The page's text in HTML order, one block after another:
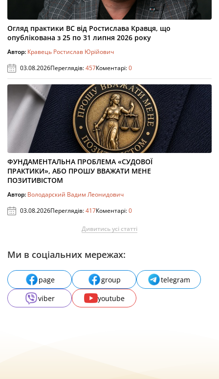
Огляд практики ВС від Ростислава Кравця, що
опублікована з 25 по 31 липня 2026 року
Автор: Кравець Ростислав Юрійович
03.08.2026Переглядів:457Коментарі:0
ФУНДАМЕНТАЛЬНА ПРОБЛЕМА «СУДОВОЇ
ПРАКТИКИ», АБО ПРОШУ ВВАЖАТИ МЕНЕ
ПОЗИТИВІСТОМ
Автор: Володарский Вадим Леонидович
03.08.2026Переглядів:417Коментарі:0
Дивитись усі статті
Ми в соціальних мережах:
page group
telegram
viber
youtube